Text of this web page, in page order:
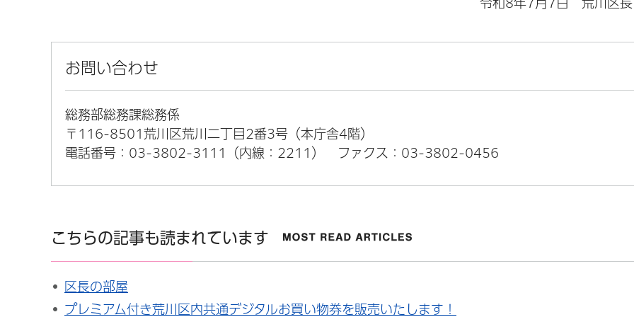
令和8年7月7日 荒川区
お問い合わせ
総務部総務課総務係
〒116-8501荒川区荒川二丁目2番3号（本庁舎4階）
電話番号：03-3802-3111（内線：2211）
ファクス：03-3802-0456
こちらの記事も読まれています
区長の部屋
プレミアム付き荒川区内共通デジタルお買い物券を販売いたします！